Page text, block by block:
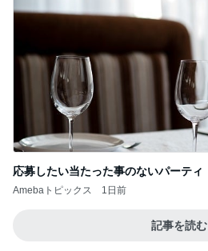
応募したい当たった事のないパーティ
Amebaトピックス 1日前
記事を読む